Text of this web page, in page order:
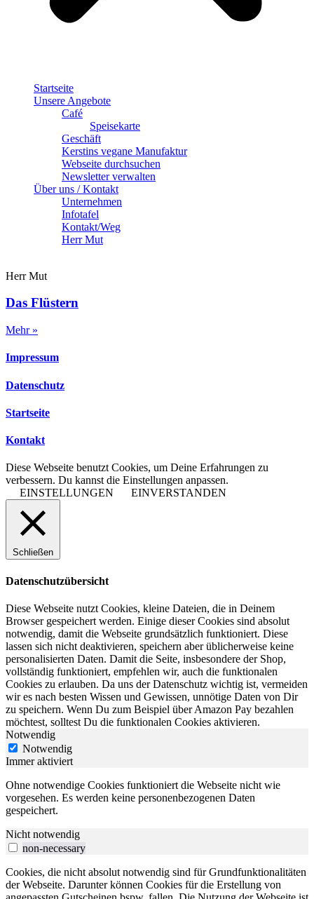
Startseite
Unsere Angebote
Café
Speisekarte
Geschäft
Kerstins vegane Manufaktur
Webseite durchsuchen
Newsletter verwalten
Über uns / Kontakt
Unternehmen
Infotafel
Kontakt/Weg
Herr Mut
Herr Mut
Das Flüstern
Mehr »
Impressum
Datenschutz
Startseite
Kontakt
Diese Webseite benutzt Cookies, um Deine Erfahrungen zu
verbessern. Du kannst die Einstellungen anpassen.
EINSTELLUNGEN
EINVERSTANDEN
Schließen
Datenschutzübersicht
Diese Webseite nutzt Cookies, kleine Dateien, die in Deinem
Browser gespeichert werden. Einige dieser Cookies sind absolut
notwendig, damit die Webseite grundsätzlich funktioniert. Diese
lassen sich nicht deaktivieren, speichern aber üblicherweise keine
personalisierten Daten. Damit die Seite, insbesondere der Shop,
vollständig funktioniert, empfehlen wir, auch die funktionalen
Cookies zu erlauben. Da uns der Datenschutz wichtig ist, vermeiden
wir es nach besten Wissen und Gewissen, unnötige Daten von Dir
zu speichern. Wenn Du zum Beispiel über Amazon Pay bezahlen
möchtest, solltest Du die funktionalen Cookies aktivieren.
Notwendig
Notwendig
Immer aktiviert
Ohne notwendige Cookies funktioniert die Webseite nicht wie
vorgesehen. Es werden keine personenbezogenen Daten
gespeichert.
Nicht notwendig
non-necessary
Cookies, die nicht absolut notwendig sind für Grundfunktionalitäten
der Webseite. Darunter können Cookies für die Erstellung von